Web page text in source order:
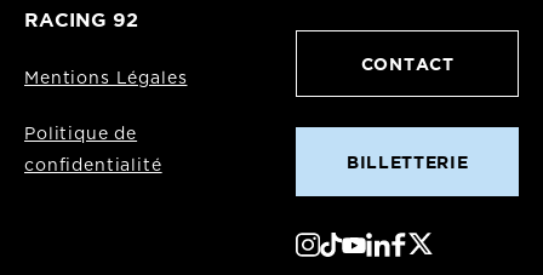
RACING 92
Mentions Légales
Politique de
confidentialité
CONTACT
BILLETTERIE